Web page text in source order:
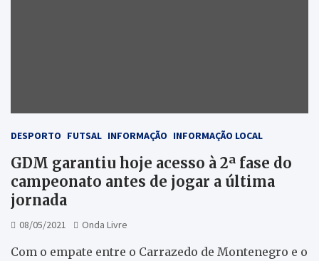
DESPORTO FUTSAL INFORMAÇÃO INFORMAÇÃO LOCAL
GDM garantiu hoje acesso à 2ª fase do
campeonato antes de jogar a última
jornada
08/05/2021 Onda Livre
Com o empate entre o Carrazedo de Montenegro e o